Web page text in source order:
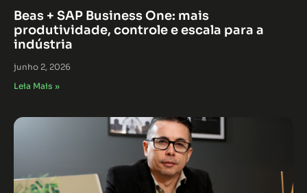
Beas + SAP Business One: mais
produtividade, controle e escala para a
indústria
junho 2, 2026
Leia Mais »